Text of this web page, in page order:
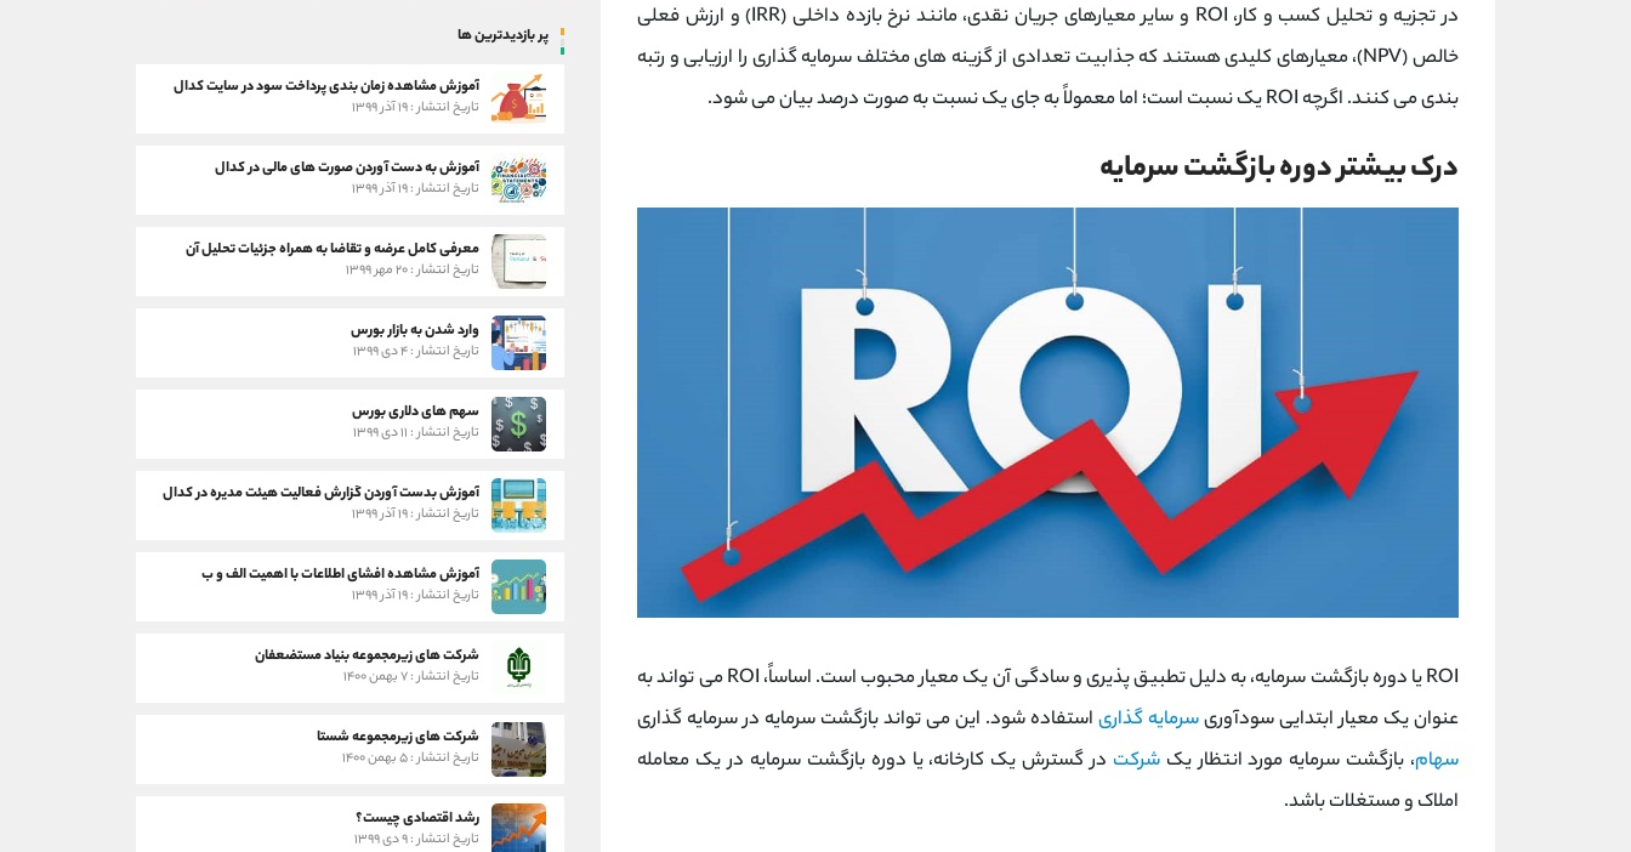
در تجزیه و تحلیل کسب و کار، ROI و سایر معیارهای جریان نقدی، مانند نرخ بازده داخلی (IRR) و ارزش فعلی
خالص (NPV)، معیارهای کلیدی هستند که جذابیت تعدادی از گزینه های مختلف سرمایه گذاری را ارزیابی و رتبه
بندی می کنند. اگرچه ROI یک نسبت است؛ اما معمولاً به جای یک نسبت به صورت درصد بیان می شود.
درک بیشتر دوره بازگشت سرمایه
ROI یا دوره بازگشت سرمایه، به دلیل تطبیق پذیری و سادگی آن یک معیار محبوب است. اساساً، ROI می تواند به
عنوان یک معیار ابتدایی سودآوریسرمایه گذاریاستفاده شود. این می تواند بازگشت سرمایه در سرمایه گذاری
سهام، بازگشت سرمایه مورد انتظار یکشرکت در گسترش یک کارخانه، یا دوره بازگشت سرمایه در یک معامله
املاک و مستغلات باشد.
پر بازدیدترین ها
آموزش مشاهده زمان بندی پرداخت سود در سایت کدال
تاریخ انتشار : ۱۹ آذر ۱۳۹۹
آموزش به دست آوردن صورت های مالی در کدال
تاریخ انتشار : ۱۹ آذر ۱۳۹۹
معرفی کامل عرضه و تقاضا به همراه جزئیات تحلیل آن
تاریخ انتشار : ۲۰ مهر ۱۳۹۹
وارد شدن به بازار بورس
تاریخ انتشار : ۴ دی ۱۳۹۹
سهم های دلاری بورس
تاریخ انتشار : ۱۱ دی ۱۳۹۹
آموزش بدست آوردن گزارش فعالیت هیئت مدیره در کدال
تاریخ انتشار : ۱۹ آذر ۱۳۹۹
آموزش مشاهده افشای اطلاعات با اهمیت الف و ب
تاریخ انتشار : ۱۹ آذر ۱۳۹۹
شرکت های زیرمجموعه بنیاد مستضعفان
تاریخ انتشار : ۷ بهمن ۱۴۰۰
شرکت های زیرمجموعه شستا
تاریخ انتشار : ۵ بهمن ۱۴۰۰
رشد اقتصادی چیست؟
تاریخ انتشار : ۹ دی ۱۳۹۹